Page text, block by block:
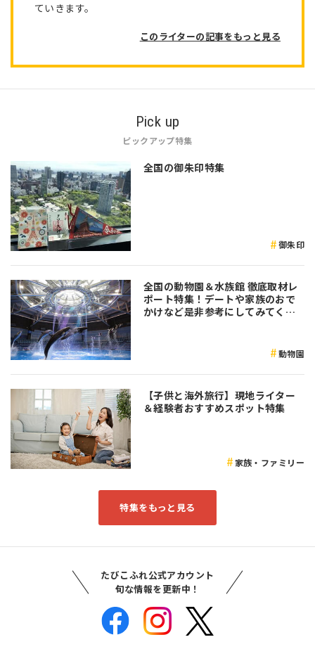
ていきます。
このライターの記事をもっと見る
Pick up
ピックアップ特集
全国の御朱印特集
御朱印
全国の動物園＆水族館 徹底取材レ
ポート特集！デートや家族のおで
かけなど是非参考にしてみてくだ
動物園
【子供と海外旅行】現地ライター
＆経験者おすすめスポット特集
家族・ファミリー
特集をもっと見る
たびこふれ公式アカウント
旬な情報を更新中！